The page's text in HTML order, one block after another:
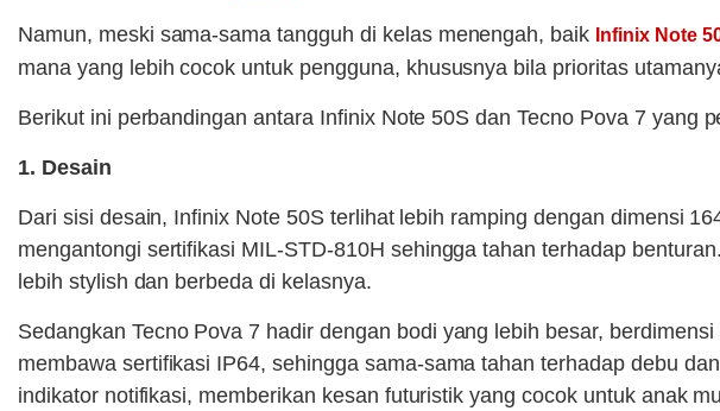
Namun, meski sama-sama tangguh di kelas menengah, baik Infinix Note
mana yang lebih cocok untuk pengguna, khususnya bila prioritas
Berikut ini perbandingan antara Infinix Note 50S dan Tecno Pova 7 yang
1. Desain
Dari sisi desain, Infinix Note 50S terlihat lebih ramping dengan dimensi
mengantongi sertifikasi MIL-STD-810H sehingga tahan terhadap
lebih stylish dan berbeda di kelasnya.
Sedangkan Tecno Pova 7 hadir dengan bodi yang lebih besar,
membawa sertifikasi IP64, sehingga sama-sama tahan terhadap debu
indikator notifikasi, memberikan kesan futuristik yang cocok untuk anak